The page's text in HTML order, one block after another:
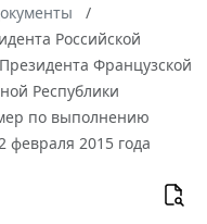
Российской
Французской
Республики
по выполнению
февраля 2015 года